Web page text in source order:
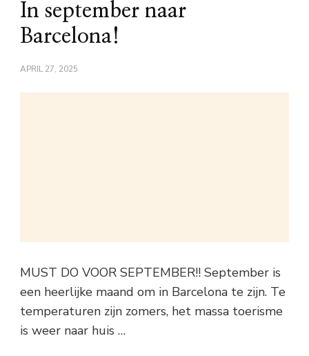
In september naar
Barcelona!
APRIL 27, 2025
MUST DO VOOR SEPTEMBER!! September is
een heerlijke maand om in Barcelona te zijn. Te
temperaturen zijn zomers, het massa toerisme
is weer naar huis …